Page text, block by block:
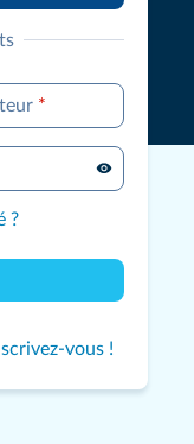
*
?
vous !